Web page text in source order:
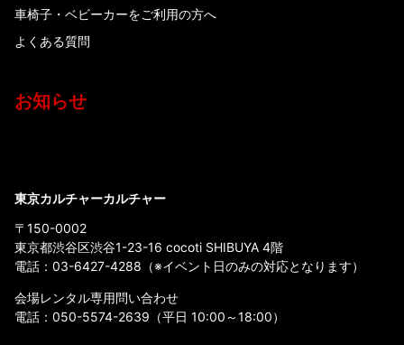
車椅子・ベビーカーをご利用の方へ
よくある質問
お知らせ
東京カルチャーカルチャー
〒150-0002
東京都渋谷区渋谷1-23-16 cocoti SHIBUYA 4階
電話： 03-6427-4288 （※イベント日のみの対応となります）
会場レンタル専用問い合わせ
電話： 050-5574-2639 （平日 10:00～18:00）